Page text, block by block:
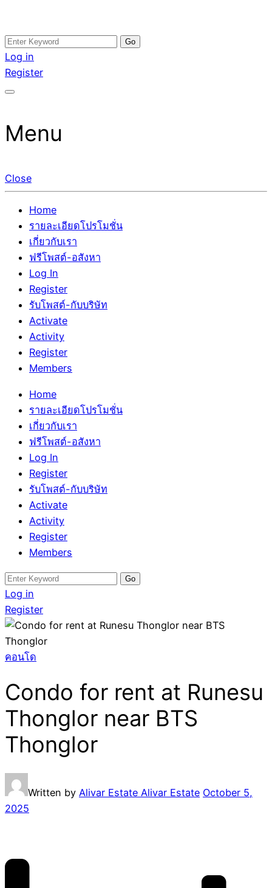
Skip
to
content
อสังหาโพสต์ รีวิวเยอะ รับจ้างโพสต์ขายบ้าน รับจ้างโพสต์อสัง
หา แตกต่างอย่างตั้งใจ รับรองผล อันดับ1 การโพสต์ขายอสังหา
กับทีมงานบริษัท บ้าน ที่ดิน คอนโด ติดGoogleหน้าแรกได้จริงๆ
รับจ้างโพสอสังหา ขายบ้าน อสังหาโพสต์ เชื่อถือได้จริง รับ
โพสต์ ที่ดิน กับทีมงานบริษัท ถูกและดีที่สุด ไม่มีค่านายหน้า
ขายได้จริงๆ ช่วยสร้างโอกาสในการขายได้มากกว่า ที่เดียว ที่
Search
for:
Log in
Register
Menu
Close
Home
รายละเอียดโปรโมชั่น
เกี่ยวกับเรา
ฟรีโพสต์-อสังหา
Log In
Register
รับโพสต์-กับบริษัท
Activate
Activity
Register
Members
Home
รายละเอียดโปรโมชั่น
เกี่ยวกับเรา
ฟรีโพสต์-อสังหา
Log In
Register
รับโพสต์-กับบริษัท
Activate
Activity
Register
Members
Search
for:
Log in
Register
คอนโด
Condo for rent at Runesu
Thonglor near BTS
Thonglor
Written by Alivar Estate Alivar Estate October 5,
2025